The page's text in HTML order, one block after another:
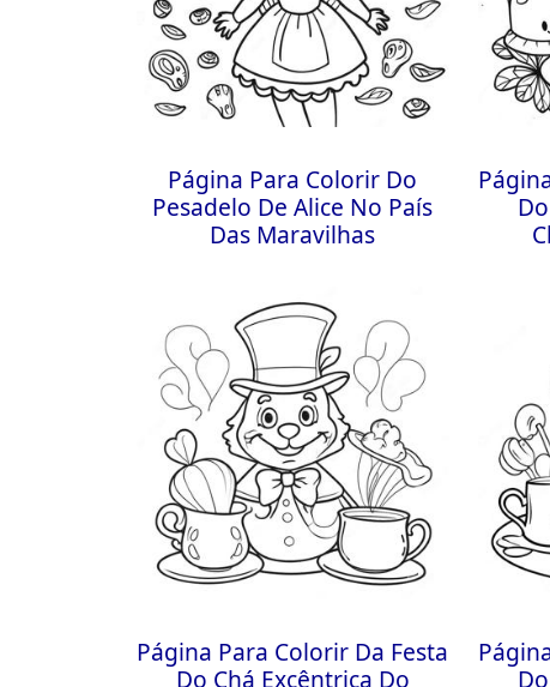
Página Para Colorir Do
Pesadelo De Alice No País
Das Maravilhas
Página Para Colorir Da Festa
Do Chá Excêntrica Do